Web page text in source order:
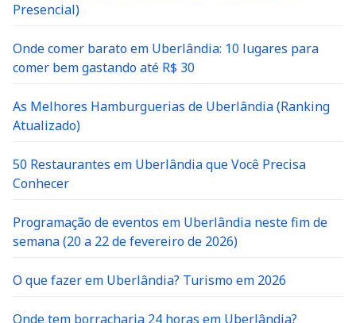
Presencial)
Onde comer barato em Uberlândia: 10 lugares para
comer bem gastando até R$ 30
As Melhores Hamburguerias de Uberlândia (Ranking
Atualizado)
50 Restaurantes em Uberlândia que Você Precisa
Conhecer
Programação de eventos em Uberlândia neste fim de
semana (20 a 22 de fevereiro de 2026)
O que fazer em Uberlândia? Turismo em 2026
Onde tem borracharia 24 horas em Uberlândia?